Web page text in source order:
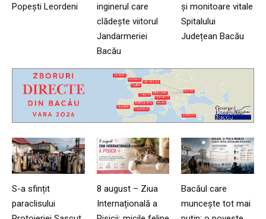
Popești Leordeni
inginerul care
clădește viitorul
Jandarmeriei
Bacău
și monitoare vitale
Spitalului
Județean Bacău
S-a sfințit
paraclisului
8 august – Ziua
Internațională a
Bacăul care
muncește tot mai